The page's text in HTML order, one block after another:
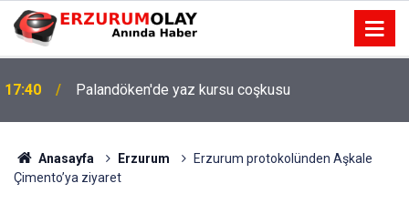
17:40 Palandöken'de yaz kursu coşkusu
Anasayfa Erzurum
Erzurum protokolünden Aşkale
Çimento’ya ziyaret